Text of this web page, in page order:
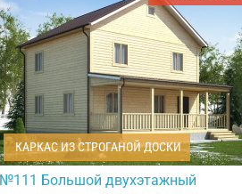
КАРКАС ИЗ СТРОГАНОЙ ДОСКИ
№111 Большой двухэтажный